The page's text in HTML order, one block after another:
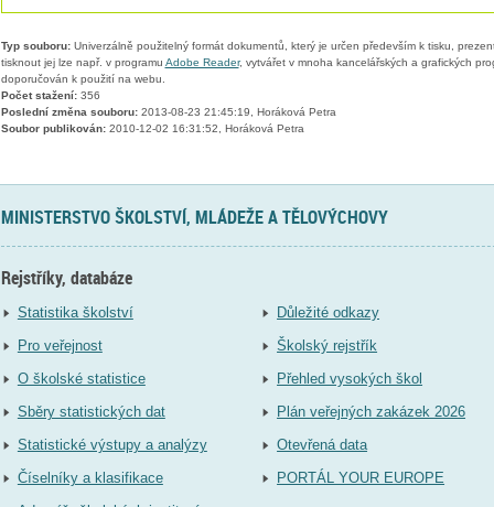
Typ souboru:Univerzálně použitelný formát dokumentů, který je určen především k tisku,
tisknout jej lze např. v programu Adobe Reader, vytvářet v mnoha kancelářských a grafických
doporučován k použití na webu.
Počet stažení:356
Poslední změna souboru:2013-08-23 21:45:19, Horáková Petra
Soubor publikován:2010-12-02 16:31:52, Horáková Petra
MINISTERSTVO ŠKOLSTVÍ, MLÁDEŽE A TĚLOVÝCHOVY
Rejstříky, databáze
Statistika školství
Pro veřejnost
O školské statistice
Sběry statistických dat
Statistické výstupy a analýzy
Číselníky a klasifikace
Důležité odkazy
Školský rejstřík
Přehled vysokých škol
Plán veřejných zakázek 2026
Otevřená data
PORTÁL YOUR EUROPE